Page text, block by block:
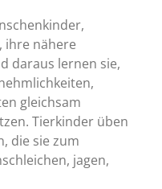
ihre nähere
daraus lernen sie,
gleichsam
Tierkinder üben
die sie zum
jagen,